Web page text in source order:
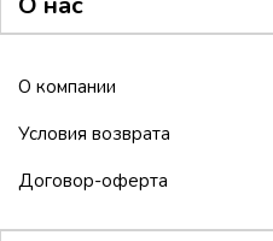
О компании
Условия возврата
Договор-оферта